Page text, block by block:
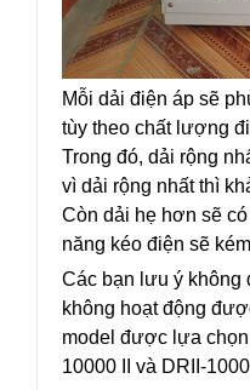
Mỗi dải điện áp sẽ
tùy theo chất lượng
Trong đó, dải rộng
vì dải rộng nhất thì
Còn dải hẹ hơn sẽ
năng kéo điện sẽ
Các bạn lưu ý không
không hoạt động
model được lựa
10000 II và DRII-